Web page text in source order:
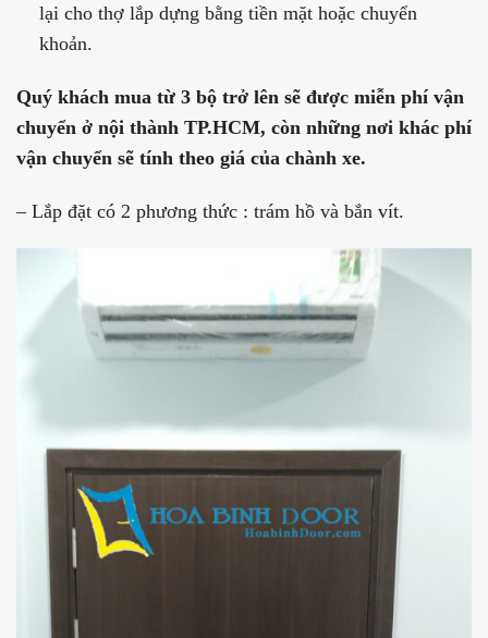
lại cho thợ lắp dựng bằng tiền mặt hoặc chuyển
khoản.
Quý khách mua từ 3 bộ trở lên sẽ được miễn phí vận
chuyển ở nội thành TP.HCM, còn những nơi khác phí
vận chuyển sẽ tính theo giá của chành xe.
– Lắp đặt có 2 phương thức : trám hồ và bắn vít.